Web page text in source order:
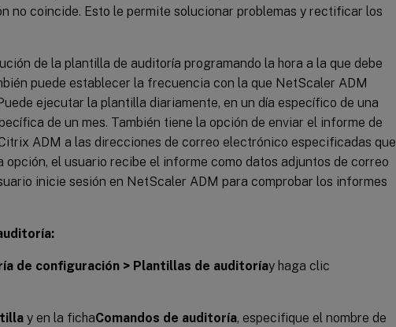
no coincide. Esto le permite solucionar problemas y rectificar los
de la plantilla de auditoría programando la hora a la que debe
puede establecer la frecuencia con la que NetScaler ADM
ejecutar la plantilla diariamente, en un día específico de una
de un mes. También tiene la opción de enviar el informe de
ADM a las direcciones de correo electrónico especificadas que
opción, el usuario recibe el informe como datos adjuntos de correo
inicie sesión en NetScaler ADM para comprobar los informes
de configuración > Plantillas de auditoríay haga clic
y en la fichaComandos de auditoría, especifique el nombre de